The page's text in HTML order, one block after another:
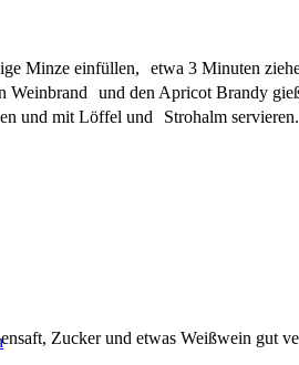
Minze einfüllen, etwa 3 Minuten
Weinbrand und den Apricot Brandy
und mit Löffel und Strohalm servieren.
Zucker und etwas Weißwein gut